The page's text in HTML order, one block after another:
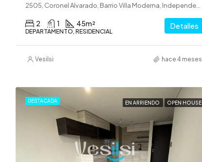
2505, Coronel Alvarado, Barrio Villa Moderna, Independencia, Provincia de Santiago, Región Metropolitana de Santiago, 8540000, Chile
2 1 45m²
DEPARTAMENTO, RESIDENCIAL
Detalles
Vesilsi hace 4 meses
DESTACADA EN ARRIENDO OPEN HOUSE